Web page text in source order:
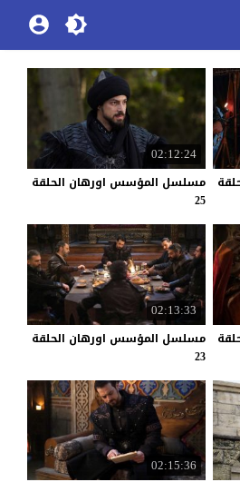
02:12:24
مسلسل المؤسس اورهان الحلقة
25
02:13:33
مسلسل المؤسس اورهان الحلقة
23
02:15:36